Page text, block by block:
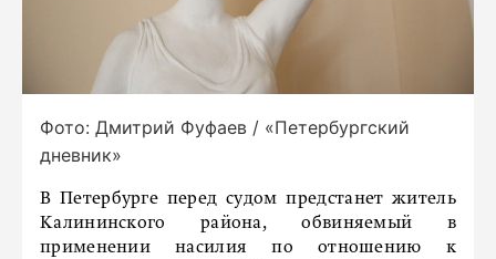
Фото: Дмитрий Фуфаев / «Петербургский
дневник»
В Петербурге перед судом предстанет житель
Калининского района, обвиняемый в
применении насилия по отношению к